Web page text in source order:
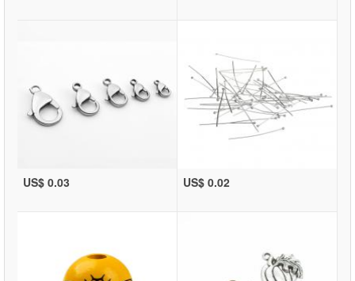
US$ 0.03 US$ 0.02